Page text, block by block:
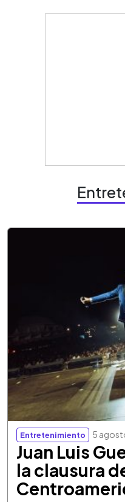
Entretenimiento 5
Juan Luis
la clausura